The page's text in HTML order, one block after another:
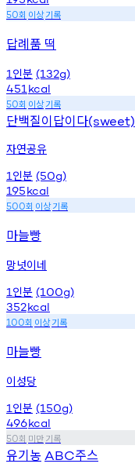
50회 이상기록
답례품 떡
1 인분 (132g)
451 kcal
50회 이상기록
단백질이답이다(sweet)
자연공유
1 인분 (50g)
195kcal
500회 이상기록
마늘빵
망넛이네
1 인분 (100g)
352kcal
100회 이상기록
마늘빵
이성당
1 인분 (150g)
496kcal
50회 미만기록
유기농 ABC주스